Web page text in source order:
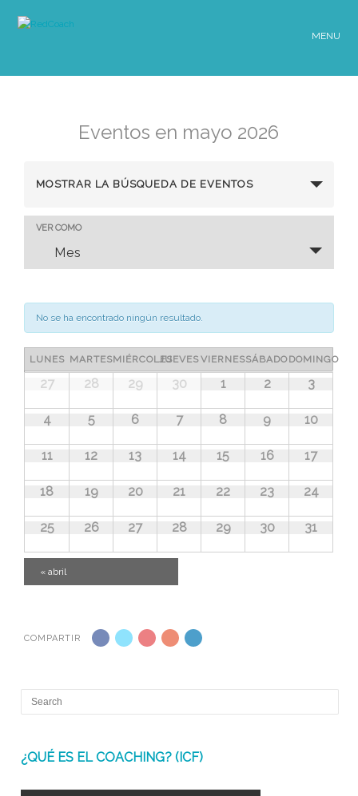
MENU
Eventos en mayo 2026
Búsqueda
navegació
de
vistas
de
Eventos
MOSTRAR LA BÚSQUEDA DE EVENTOS
Navegación
de
de
Evento
VER COMO
Mes
No se ha encontrado ningún resultado.
Calendario
Eventos
Calendario
Eventos
LUNES MARTESMIÉRCOLESJUEVESVIERNESSÁBADODOMINGO
27 28 29 30 1 2 3
4 5 6 7 8 9 10
11 12 13 14 15 16 17
18 19 20 21 22 23 24
25 26 27 28 29 30 31
« abril
COMPARTIR
¿QUÉ ES EL COACHING? (ICF)